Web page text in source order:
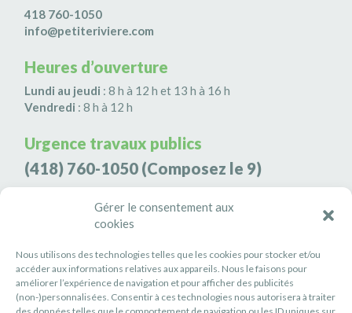
Gérer le consentement aux
cookies
Nous utilisons des technologies telles que les cookies pour stocker et/ou
accéder aux informations relatives aux appareils. Nous le faisons pour
améliorer l’expérience de navigation et pour afficher des publicités
(non-)personnalisées. Consentir à ces technologies nous autorisera à traiter
418 760-1050
info@petiteriviere.com
Heures d’ouverture
Lundi au jeudi : 8 h à 12 h et 13 h à 16 h
Vendredi : 8 h à 12 h
Urgence travaux publics
(418) 760-1050 (Composez le 9)
Agence de sécurité S3K9
(418) 808-9566
#PETITERIVIÈRE
Suivez-nous